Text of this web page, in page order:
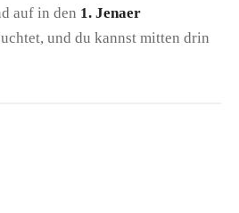
auf in den 1. Jenaer
und du kannst mitten drin